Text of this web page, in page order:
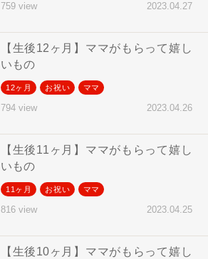
759 view 2023.04.27
【生後12ヶ月】ママがもらって嬉し
いもの
12ヶ月 お祝い ママ
794 view 2023.04.26
【生後11ヶ月】ママがもらって嬉し
いもの
11ヶ月 お祝い ママ
816 view 2023.04.25
【生後10ヶ月】ママがもらって嬉し